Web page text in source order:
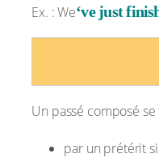
Ex. : We‘ve just
Un passé composé
par un prétérit